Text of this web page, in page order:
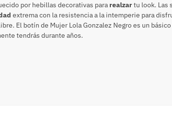
por hebillas decorativas para realzartu look. Las
extrema con la resistencia a la intemperie para
El botín de Mujer Lola Gonzalez Negro es un
tendrás durante años.